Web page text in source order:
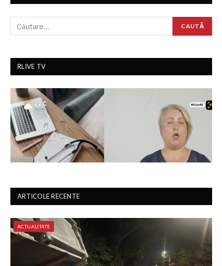
RLIVE TV
ARTICOLE RECENTE
ACTUALITATE